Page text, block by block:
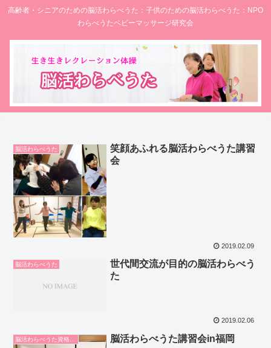
高齢者・シニアのための脳活わらべうた：子供のための脳活わらべうた：NPO
わらべうたベビーマッサージ研究会
脳活わらべうた
笑顔あふれる脳活わらべうた講習
会
2019.02.09
脳活わらべうた
世代間交流が目的の脳活わらべう
た
2019.02.06
脳活わらべうた講習会in福岡